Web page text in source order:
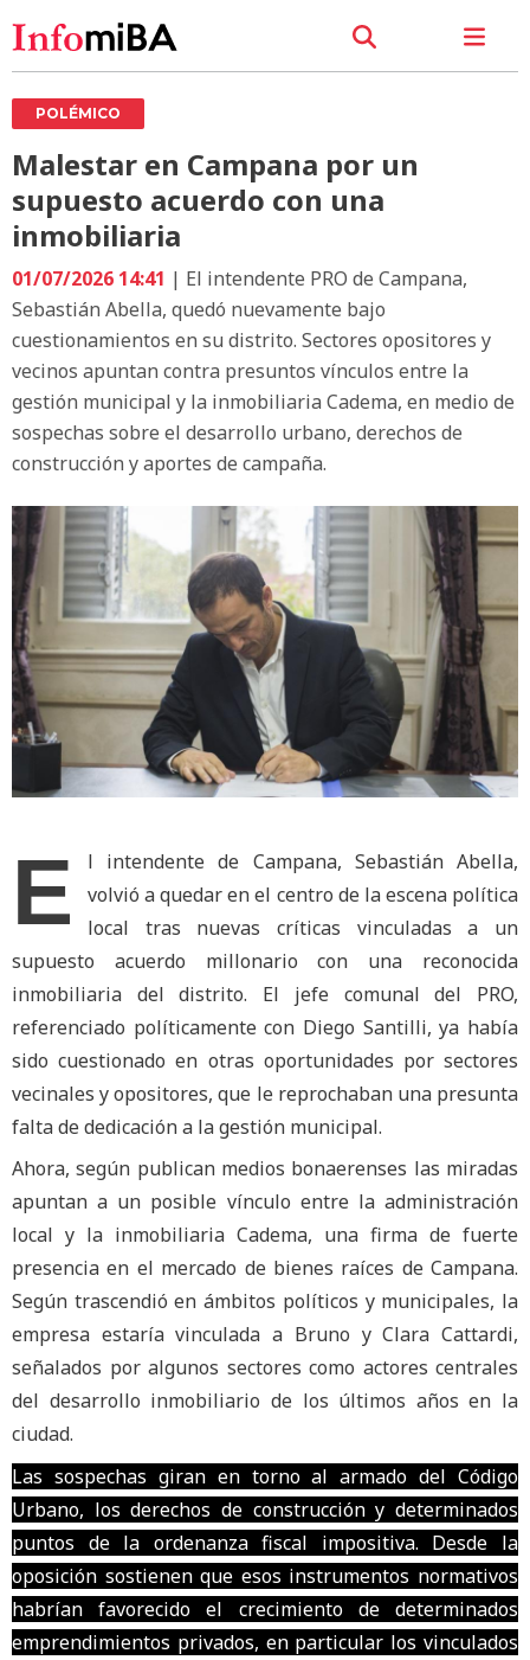
POLÉMICO
Malestar en Campana por un
supuesto acuerdo con una
inmobiliaria
01/07/2026 14:41 | El intendente PRO de Campana,
Sebastián Abella, quedó nuevamente bajo
cuestionamientos en su distrito. Sectores opositores y
vecinos apuntan contra presuntos vínculos entre la
gestión municipal y la inmobiliaria Cadema, en medio de
sospechas sobre el desarrollo urbano, derechos de
construcción y aportes de campaña.
E
l intendente de Campana, Sebastián Abella,
volvió a quedar en el centro de la escena política
local tras nuevas críticas vinculadas a un
supuesto acuerdo millonario con una reconocida
inmobiliaria del distrito. El jefe comunal del PRO,
referenciado políticamente con Diego Santilli, ya había
sido cuestionado en otras oportunidades por sectores
vecinales y opositores, que le reprochaban una presunta
falta de dedicación a la gestión municipal.
Ahora, según publican medios bonaerenses las miradas
apuntan a un posible vínculo entre la administración
local y la inmobiliaria Cadema, una firma de fuerte
presencia en el mercado de bienes raíces de Campana.
Según trascendió en ámbitos políticos y municipales, la
empresa estaría vinculada a Bruno y Clara Cattardi,
señalados por algunos sectores como actores centrales
del desarrollo inmobiliario de los últimos años en la
ciudad.
Las sospechas giran en torno al armado del Código
Urbano, los derechos de construcción y determinados
puntos de la ordenanza fiscal impositiva. Desde la
oposición sostienen que esos instrumentos normativos
habrían favorecido el crecimiento de determinados
emprendimientos privados, en particular los vinculados